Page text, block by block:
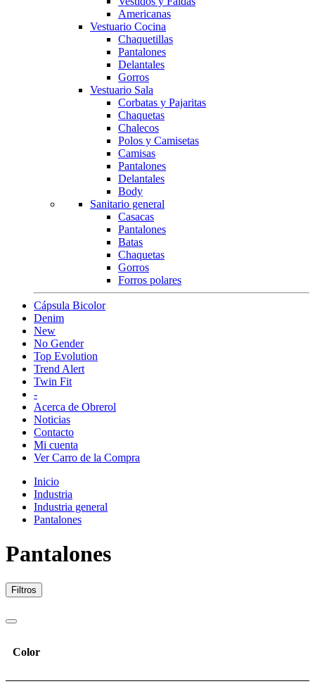
Americanas
Vestuario Cocina
Chaquetillas
Pantalones
Delantales
Gorros
Vestuario Sala
Corbatas y Pajaritas
Chaquetas
Chalecos
Polos y Camisetas
Camisas
Pantalones
Delantales
Body
Sanitario general
Casacas
Pantalones
Batas
Chaquetas
Gorros
Forros polares
Cápsula Bicolor
Denim
New
No Gender
Top Evolution
Trend Alert
Twin Fit
-
Acerca de Obrerol
Noticias
Contacto
Mi cuenta
Ver Carro de la Compra
Inicio
Industria
Industria general
Pantalones
Pantalones
Filtros
Color